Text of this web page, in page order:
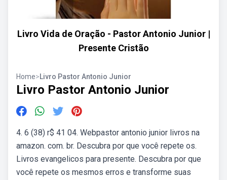
Livro Vida de Oração - Pastor Antonio Junior |
Presente Cristão
Home>Livro Pastor Antonio Junior
Livro Pastor Antonio Junior
4. 6 (38) r$ 41 04. Webpastor antonio junior livros na
amazon. com. br. Descubra por que você repete os.
Livros evangelicos para presente. Descubra por que
você repete os mesmos erros e transforme suas